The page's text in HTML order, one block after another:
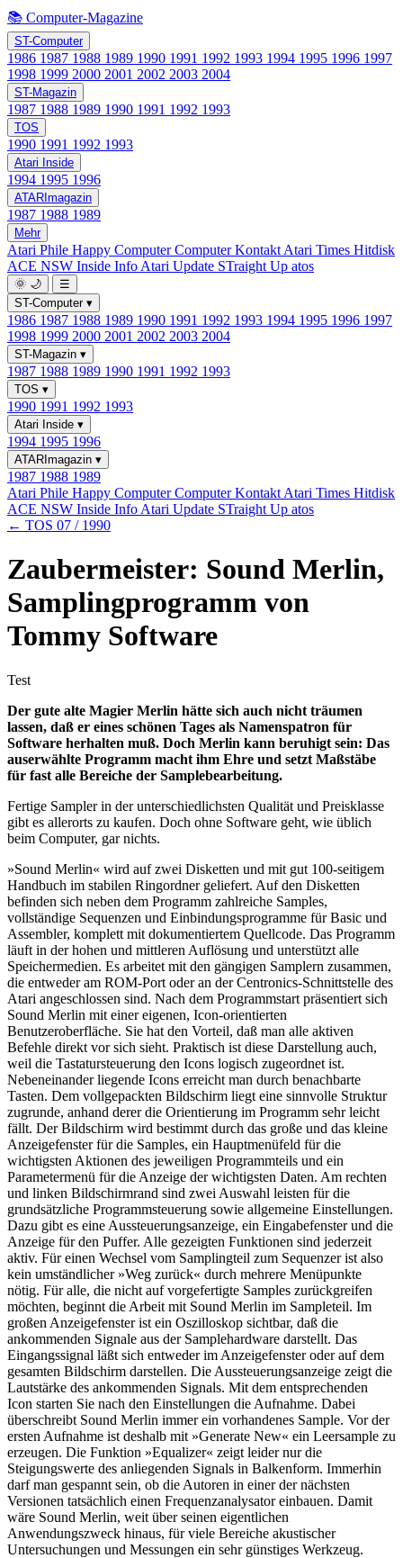
📚 Computer-Magazine
ST-Computer
1986 1987 1988 1989 1990 1991 1992 1993 1994 1995 1996 1997
1998 1999 2000 2001 2002 2003 2004
ST-Magazin
1987 1988 1989 1990 1991 1992 1993
TOS
1990 1991 1992 1993
Atari Inside
1994 1995 1996
ATARImagazin
1987 1988 1989
Mehr
Atari Phile Happy ComputerComputer Kontakt Atari Times Hitdisk
ACE NSW Inside Info Atari Update STraight Up atos
🌞 🌙
☰
ST-Computer ▾
1986 1987 1988 1989 1990 1991 1992 1993 1994 1995 1996 1997
1998 1999 2000 2001 2002 2003 2004
ST-Magazin ▾
1987 1988 1989 1990 1991 1992 1993
TOS ▾
1990 1991 1992 1993
Atari Inside ▾
1994 1995 1996
ATARImagazin ▾
1987 1988 1989
Atari Phile Happy ComputerComputer Kontakt Atari Times Hitdisk
ACE NSW Inside Info Atari Update STraight Up atos
← TOS 07 / 1990
Zaubermeister: Sound Merlin,
Samplingprogramm von
Tommy Software
Test
Der gute alte Magier Merlin hätte sich auch nicht träumen
lassen, daß er eines schönen Tages als Namenspatron für
Software herhalten muß. Doch Merlin kann beruhigt sein: Das
auserwählte Programm macht ihm Ehre und setzt Maßstäbe
für fast alle Bereiche der Samplebearbeitung.
Fertige Sampler in der unterschiedlichsten Qualität und Preisklasse
gibt es allerorts zu kaufen. Doch ohne Software geht, wie üblich
beim Computer, gar nichts.
»Sound Merlin« wird auf zwei Disketten und mit gut 100-seitigem
Handbuch im stabilen Ringordner geliefert. Auf den Disketten
befinden sich neben dem Programm zahlreiche Samples,
vollständige Sequenzen und Einbindungsprogramme für Basic und
Assembler, komplett mit dokumentiertem Quellcode. Das Programm
läuft in der hohen und mittleren Auflösung und unterstützt alle
Speichermedien. Es arbeitet mit den gängigen Samplern zusammen,
die entweder am ROM-Port oder an der Centronics-Schnittstelle des
Atari angeschlossen sind. Nach dem Programmstart präsentiert sich
Sound Merlin mit einer eigenen, Icon-orientierten
Benutzeroberfläche. Sie hat den Vorteil, daß man alle aktiven
Befehle direkt vor sich sieht. Praktisch ist diese Darstellung auch,
weil die Tastatursteuerung den Icons logisch zugeordnet ist.
Nebeneinander liegende Icons erreicht man durch benachbarte
Tasten. Dem vollgepackten Bildschirm liegt eine sinnvolle Struktur
zugrunde, anhand derer die Orientierung im Programm sehr leicht
fällt. Der Bildschirm wird bestimmt durch das große und das kleine
Anzeigefenster für die Samples, ein Hauptmenüfeld für die
wichtigsten Aktionen des jeweiligen Programmteils und ein
Parametermenü für die Anzeige der wichtigsten Daten. Am rechten
und linken Bildschirmrand sind zwei Auswahl leisten für die
grundsätzliche Programmsteuerung sowie allgemeine Einstellungen.
Dazu gibt es eine Aussteuerungsanzeige, ein Eingabefenster und die
Anzeige für den Puffer. Alle gezeigten Funktionen sind jederzeit
aktiv. Für einen Wechsel vom Samplingteil zum Sequenzer ist also
kein umständlicher »Weg zurück« durch mehrere Menüpunkte
nötig. Für alle, die nicht auf vorgefertigte Samples zurückgreifen
möchten, beginnt die Arbeit mit Sound Merlin im Sampleteil. Im
großen Anzeigefenster ist ein Oszilloskop sichtbar, daß die
ankommenden Signale aus der Samplehardware darstellt. Das
Eingangssignal läßt sich entweder im Anzeigefenster oder auf dem
gesamten Bildschirm darstellen. Die Aussteuerungsanzeige zeigt die
Lautstärke des ankommenden Signals. Mit dem entsprechenden
Icon starten Sie nach den Einstellungen die Aufnahme. Dabei
überschreibt Sound Merlin immer ein vorhandenes Sample. Vor der
ersten Aufnahme ist deshalb mit »Generate New« ein Leersample zu
erzeugen. Die Funktion »Equalizer« zeigt leider nur die
Steigungswerte des anliegenden Signals in Balkenform. Immerhin
darf man gespannt sein, ob die Autoren in einer der nächsten
Versionen tatsächlich einen Frequenzanalysator einbauen. Damit
wäre Sound Merlin, weit über seinen eigentlichen
Anwendungszweck hinaus, für viele Bereiche akustischer
Untersuchungen und Messungen ein sehr günstiges Werkzeug.